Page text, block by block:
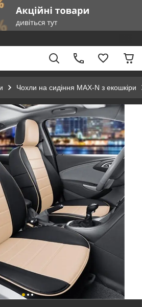
Чохли на сидіння MAX-N з екошкіри